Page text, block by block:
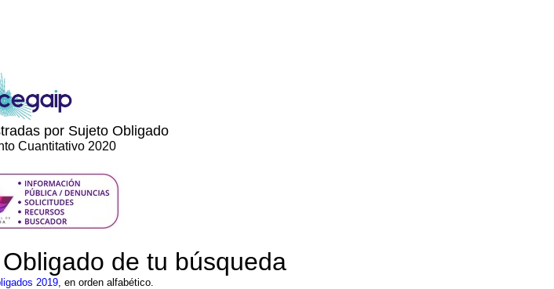
por Sujeto Obligado
Cuantitativo 2020
de tu búsqueda
2019, en orden alfabético.